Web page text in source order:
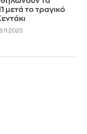
μετά το τραγικό